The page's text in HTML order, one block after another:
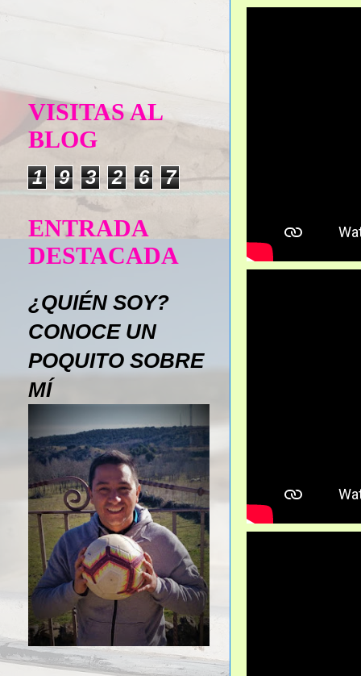
VISITAS AL
BLOG
1 9 3 2 6 7
ENTRADA
DESTACADA
¿QUIÉN SOY?
CONOCE UN
POQUITO SOBRE
MÍ